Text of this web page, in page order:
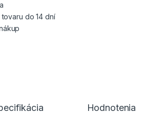
do 14 dní
Hodnotenia